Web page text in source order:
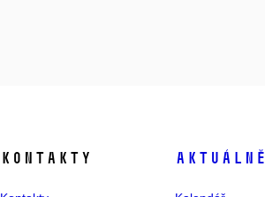
Kontakty Aktuálně